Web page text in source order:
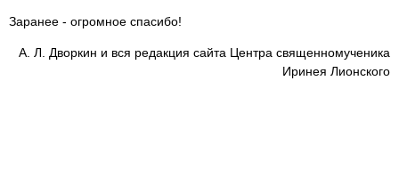
Заранее - огромное спасибо!
А. Л. Дворкин и вся редакция сайта Центра священномученика
Иринея Лионского